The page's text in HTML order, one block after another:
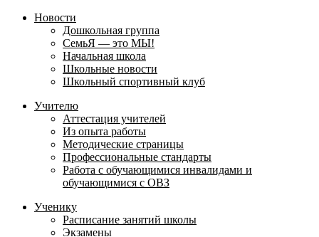
Новости
Дошкольная группа
СемьЯ — это МЫ!
Начальная школа
Школьные новости
Школьный спортивный клуб
Учителю
Аттестация учителей
Из опыта работы
Методические страницы
Профессиональные стандарты
Работа с обучающимися инвалидами и
обучающимися с ОВЗ
Ученику
Расписание занятий школы
Экзамены